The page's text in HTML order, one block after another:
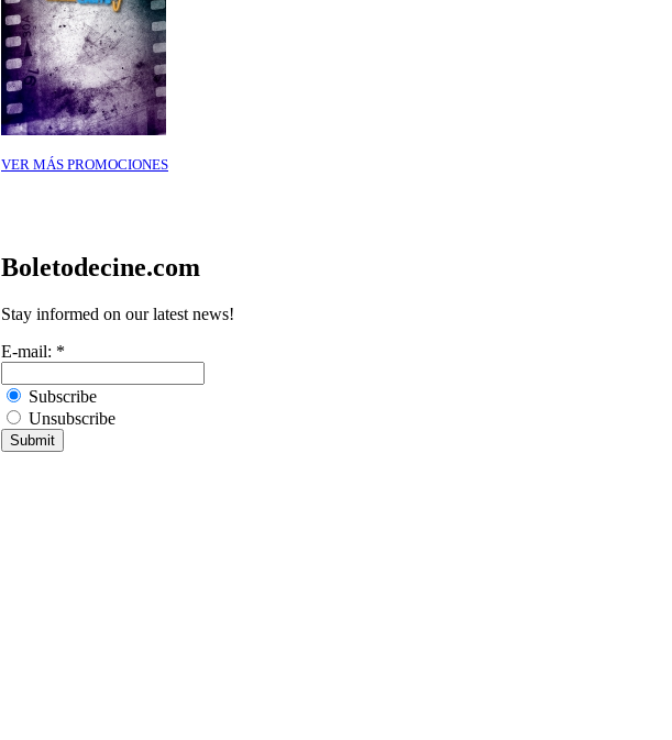
VER MÁS PROMOCIONES
Boletodecine.com
Stay informed on our latest news!
E-mail: *
Subscribe
Unsubscribe